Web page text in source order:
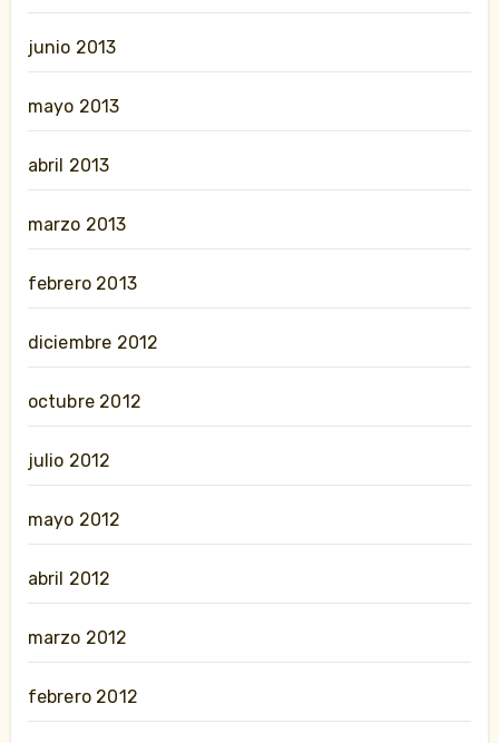
junio 2013
mayo 2013
abril 2013
marzo 2013
febrero 2013
diciembre 2012
octubre 2012
julio 2012
mayo 2012
abril 2012
marzo 2012
febrero 2012